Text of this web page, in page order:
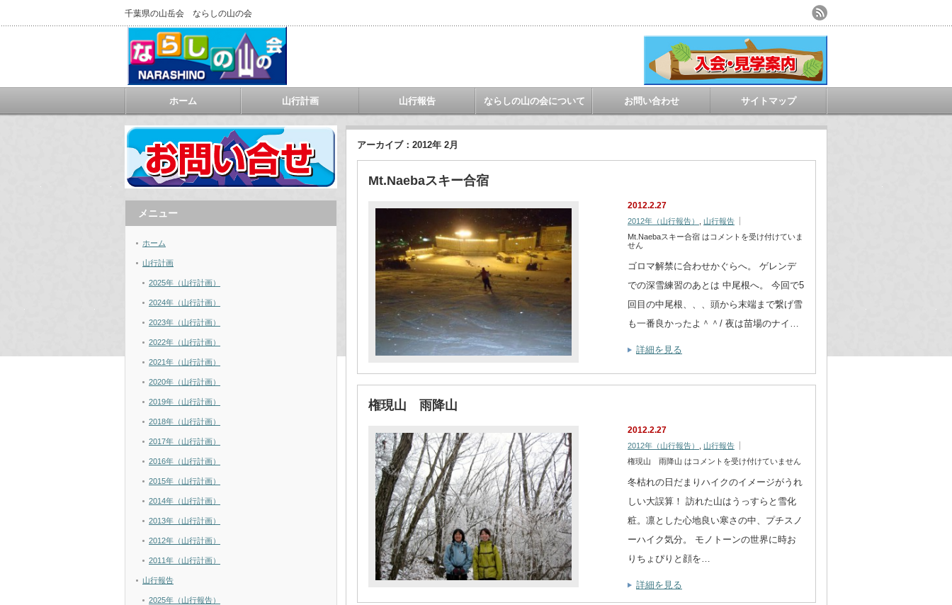
千葉県の山岳会 ならしの山の会
ホーム 山行計画 山行報告 ならしの山の会について お問い合わせ サイトマップ
アーカイブ：2012年 2月
Mt.Naebaスキー合宿
2012.2.27
2012年（山行報告）
山行報告
Mt.Naebaスキー合宿 は コメントを受け付けていま
せん
ゴロマ解禁に合わせかぐらへ。 ゲレンデ
での深雪練習のあとは 中尾根へ。 今回で5
回目の中尾根、、、頭から末端まで繋げ雪
も一番良かったよ＾＾/ 夜は苗場のナイ…
詳細を見る
権現山 雨降山
2012.2.27
2012年（山行報告）
山行報告
権現山 雨降山 は コメントを受け付けていません
冬枯れの日だまりハイクのイメージがうれ
しい大誤算！ 訪れた山はうっすらと雪化
粧。凛とした心地良い寒さの中、プチスノ
ーハイク気分。 モノトーンの世界に時お
りちょぴりと顔を…
詳細を見る
メニュー
ホーム
山行計画
2025年（山行計画）
2024年（山行計画）
2023年（山行計画）
2022年（山行計画）
2021年（山行計画）
2020年（山行計画）
2019年（山行計画）
2018年（山行計画）
2017年（山行計画）
2016年（山行計画）
2015年（山行計画）
2014年（山行計画）
2013年（山行計画）
2012年（山行計画）
2011年（山行計画）
山行報告
2025年（山行報告）